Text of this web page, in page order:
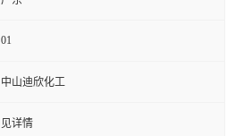
01
中山迪欣化工
见详情